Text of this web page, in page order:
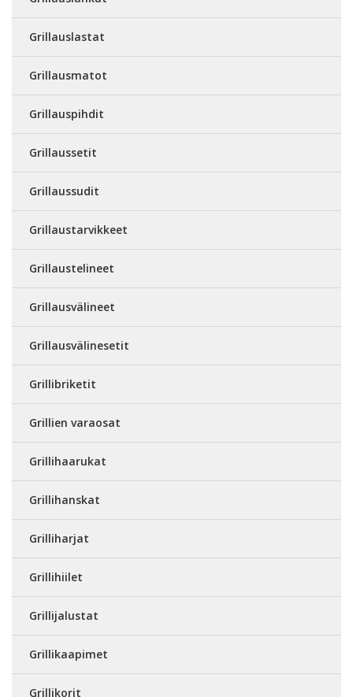
Grillauslastat
Grillausmatot
Grillauspihdit
Grillaussetit
Grillaussudit
Grillaustarvikkeet
Grillaustelineet
Grillausvälineet
Grillausvälinesetit
Grillibriketit
Grillien varaosat
Grillihaarukat
Grillihanskat
Grilliharjat
Grillihiilet
Grillijalustat
Grillikaapimet
Grillikorit